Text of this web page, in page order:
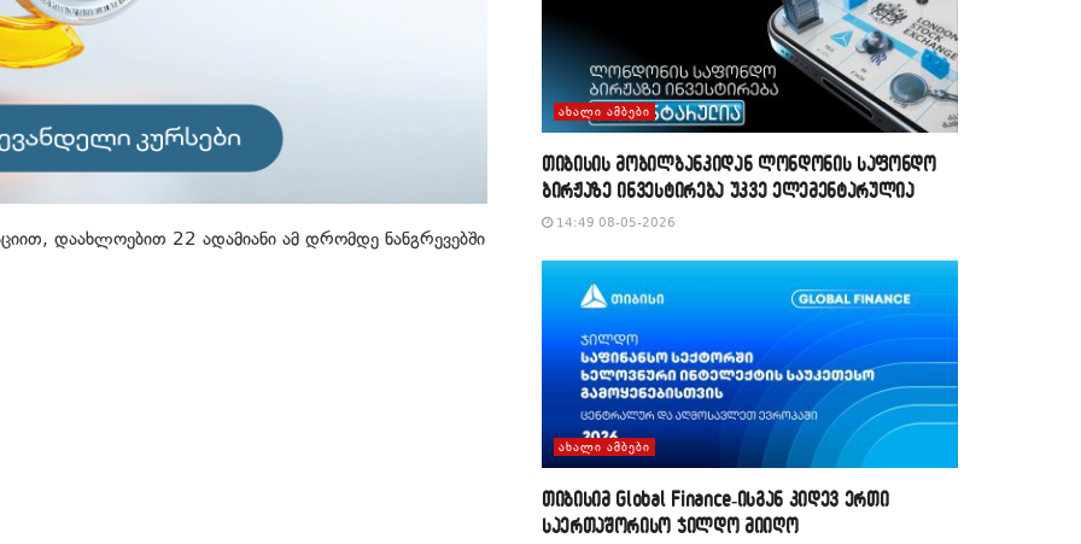
დაახლოებით 22 ადამიანი ამ დრომდე ნანგრევებში
ᲐᲮᲐᲚᲘ ᲐᲛᲑᲔᲑᲘ
თიბისის მობილბანკიდან ლონდონის საფონდო
ბირჟაზე ინვესტირება უკვე ელემენტარულია
14:49 08-05-2026
ᲐᲮᲐᲚᲘ ᲐᲛᲑᲔᲑᲘ
თიბისიმ Global Finance-ისგან კიდევ ერთი
საერთაშორისო ჯილდო მიიღო